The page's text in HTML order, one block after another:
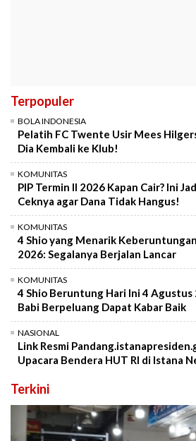
Terpopuler
BOLA INDONESIA
Pelatih FC Twente Usir Mees
Dia Kembali ke Klub!
KOMUNITAS
PIP Termin II 2026 Kapan Cair? Ini
Ceknya agar Dana Tidak Hangus!
KOMUNITAS
4 Shio yang Menarik
2026: Segalanya Berjalan Lancar
KOMUNITAS
4 Shio Beruntung Hari Ini 4 Agustus
Babi Berpeluang Dapat Kabar Baik
NASIONAL
Link Resmi
Upacara Bendera HUT RI di Istana
Terkini